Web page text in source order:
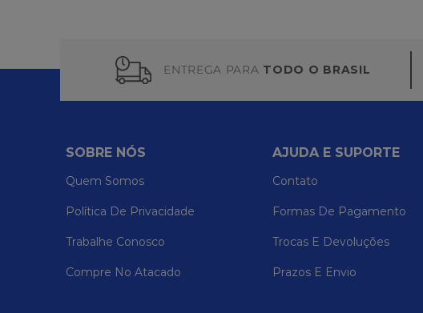
ENTREGA PARA TODO O BRASIL
SOBRE NÓS
Quem Somos
Política De Privacidade
Trabalhe Conosco
Compre No Atacado
AJUDA E SUPORTE
Contato
Formas De Pagamento
Trocas E Devoluções
Prazos E Envio